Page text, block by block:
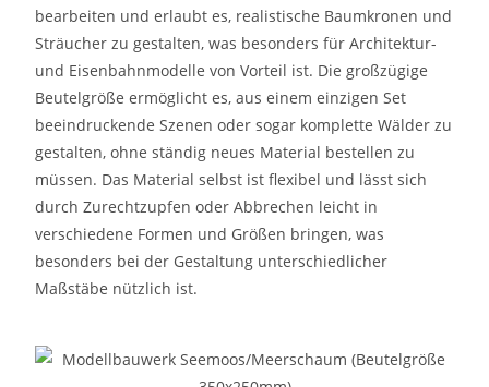
bearbeiten und erlaubt es, realistische Baumkronen und
Sträucher zu gestalten, was besonders für Architektur-
und Eisenbahnmodelle von Vorteil ist. Die großzügige
Beutelgröße ermöglicht es, aus einem einzigen Set
beeindruckende Szenen oder sogar komplette Wälder zu
gestalten, ohne ständig neues Material bestellen zu
müssen. Das Material selbst ist flexibel und lässt sich
durch Zurechtzupfen oder Abbrechen leicht in
verschiedene Formen und Größen bringen, was
besonders bei der Gestaltung unterschiedlicher
Maßstäbe nützlich ist.